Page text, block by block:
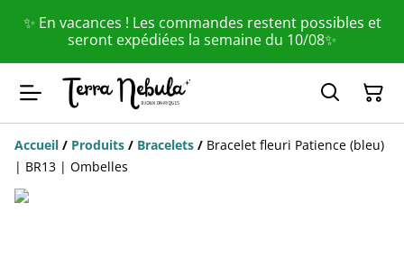
✨ En vacances ! Les commandes restent possibles et
seront expédiées la semaine du 10/08✨
Accueil / Produits / Bracelets / Bracelet fleuri Patience (bleu)
| BR13 | Ombelles